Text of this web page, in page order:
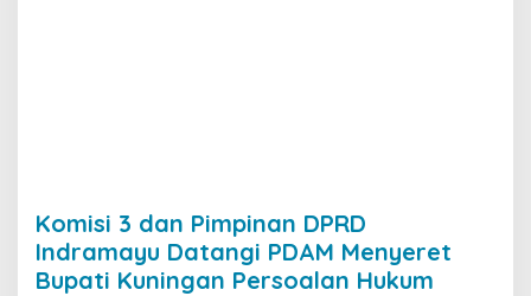
Komisi 3 dan Pimpinan DPRD
Indramayu Datangi PDAM Menyeret
Bupati Kuningan Persoalan Hukum